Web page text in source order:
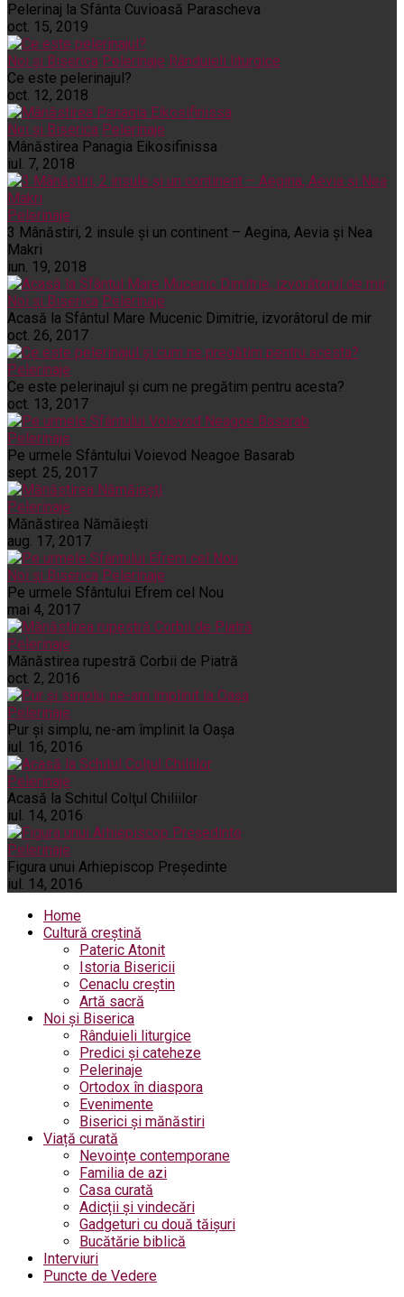
Pelerinaj la Sfânta Cuvioasă Parascheva
oct. 15, 2019
Noi și Biserica Pelerinaje Rânduieli liturgice
Ce este pelerinajul?
oct. 12, 2018
Noi și Biserica Pelerinaje
Mânăstirea Panagia Eikosifinissa
iul. 7, 2018
Pelerinaje
3 Mânăstiri, 2 insule și un continent – Aegina, Aevia și Nea
Makri
iun. 19, 2018
Noi și Biserica Pelerinaje
Acasă la Sfântul Mare Mucenic Dimitrie, izvorâtorul de mir
oct. 26, 2017
Pelerinaje
Ce este pelerinajul şi cum ne pregătim pentru acesta?
oct. 13, 2017
Pelerinaje
Pe urmele Sfântului Voievod Neagoe Basarab
sept. 25, 2017
Pelerinaje
Mănăstirea Nămăiești
aug. 17, 2017
Noi și Biserica Pelerinaje
Pe urmele Sfântului Efrem cel Nou
mai 4, 2017
Pelerinaje
Mănăstirea rupestră Corbii de Piatră
oct. 2, 2016
Pelerinaje
Pur şi simplu, ne-am împlinit la Oaşa
iul. 16, 2016
Pelerinaje
Acasă la Schitul Colţul Chiliilor
iul. 14, 2016
Pelerinaje
Figura unui Arhiepiscop Preşedinte
iul. 14, 2016
Home
Cultură creștină
Pateric Atonit
Istoria Bisericii
Cenaclu creștin
Artă sacră
Noi și Biserica
Rânduieli liturgice
Predici și cateheze
Pelerinaje
Ortodox în diaspora
Evenimente
Biserici și mănăstiri
Viață curată
Nevoințe contemporane
Familia de azi
Casa curată
Adicții și vindecări
Gadgeturi cu două tăișuri
Bucătărie biblică
Interviuri
Puncte de Vedere